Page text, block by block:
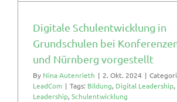
Digitale Schulentwicklung in
Grundschulen bei
und Nürnberg vorgestellt
By Nina Autenrieth | 2. Okt. 2024 |
LeadCom | Tags: Bildung, Digital Leadership,
Leadership, Schulentwicklung